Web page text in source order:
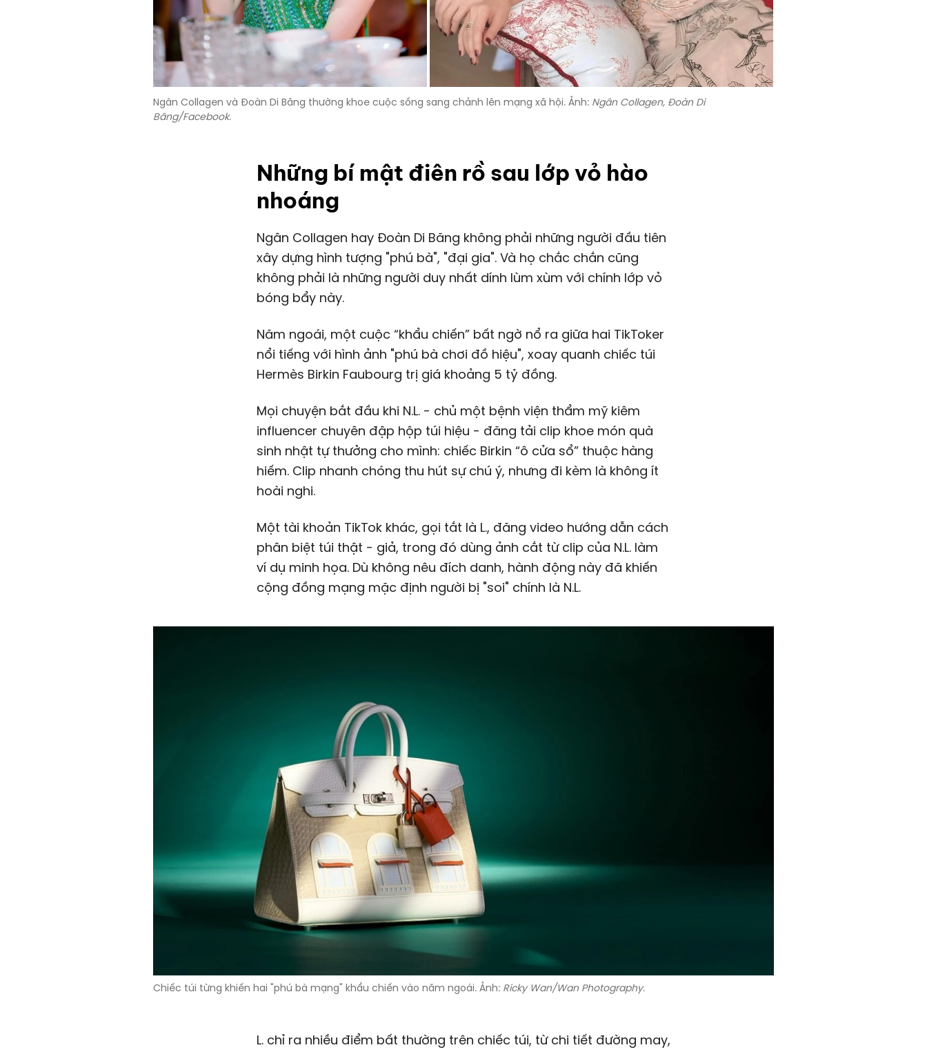
Ngân Collagen và Đoàn Di Băng thường khoe cuộc sống sang chảnh lên mạng xã hội. Ảnh: Ngân Collagen, Đoàn Di
Băng/Facebook.
Những bí mật điên rồ sau lớp vỏ hào
nhoáng
Ngân Collagen hay Đoàn Di Băng không phải những người đầu tiên
xây dựng hình tượng "phú bà", "đại gia". Và họ chắc chắn cũng
không phải là những người duy nhất dính lùm xùm với chính lớp vỏ
bóng bẩy này.
Năm ngoái, một cuộc “khẩu chiến” bất ngờ nổ ra giữa hai TikToker
nổi tiếng với hình ảnh "phú bà chơi đồ hiệu", xoay quanh chiếc túi
Hermès Birkin Faubourg trị giá khoảng 5 tỷ đồng.
Mọi chuyện bắt đầu khi N.L. - chủ một bệnh viện thẩm mỹ kiêm
influencer chuyên đập hộp túi hiệu - đăng tải clip khoe món quà
sinh nhật tự thưởng cho mình: chiếc Birkin “ô cửa sổ” thuộc hàng
hiếm. Clip nhanh chóng thu hút sự chú ý, nhưng đi kèm là không ít
hoài nghi.
Một tài khoản TikTok khác, gọi tắt là L., đăng video hướng dẫn cách
phân biệt túi thật - giả, trong đó dùng ảnh cắt từ clip của N.L. làm
ví dụ minh họa. Dù không nêu đích danh, hành động này đã khiến
cộng đồng mạng mặc định người bị "soi" chính là N.L.
Chiếc túi từng khiến hai "phú bà mạng" khẩu chiến vào năm ngoái. Ảnh: Ricky Wan/Wan Photography.
L. chỉ ra nhiều điểm bất thường trên chiếc túi, từ chi tiết đường may,